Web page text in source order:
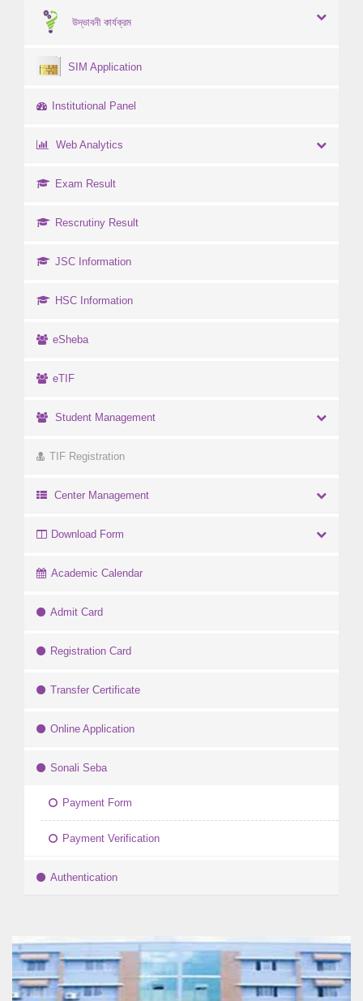
উদ্ভাবনী কার্যক্রম
SIM Application
Institutional Panel
Web Analytics
Exam Result
Rescrutiny Result
JSC Information
HSC Information
eSheba
eTIF
Student Management
TIF Registration
Center Management
Download Form
Academic Calendar
Admit Card
Registration Card
Transfer Certificate
Online Application
Sonali Seba
Payment Form
Payment Verification
Authentication